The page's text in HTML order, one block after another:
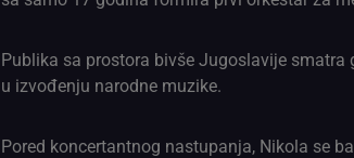
Publika sa prostora bivše Jugoslavije
u izvođenju narodne muzike.
Pored koncertantnog nastupanja, Nikola se